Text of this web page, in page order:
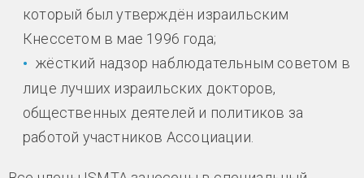
который был утверждён израильским
Кнессетом в мае 1996 года;
жёсткий надзор наблюдательным советом в
лице лучших израильских докторов,
общественных деятелей и политиков за
работой участников Ассоциации.